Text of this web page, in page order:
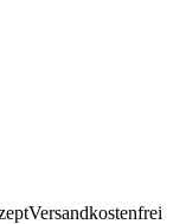
Versandkostenfrei